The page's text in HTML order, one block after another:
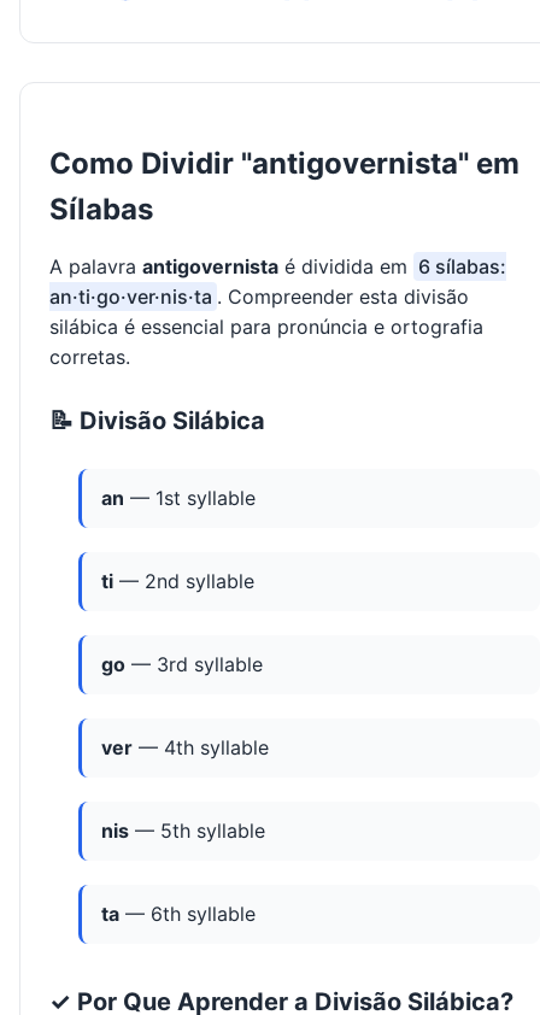
Como Dividir "antigovernista" em
Sílabas
A palavra antigovernista é dividida em 6 sílabas:
an·ti·go·ver·nis·ta . Compreender esta divisão
silábica é essencial para pronúncia e ortografia
corretas.
📝 Divisão Silábica
an — 1st syllable
ti — 2nd syllable
go — 3rd syllable
ver — 4th syllable
nis — 5th syllable
ta — 6th syllable
✓ Por Que Aprender a Divisão Silábica?